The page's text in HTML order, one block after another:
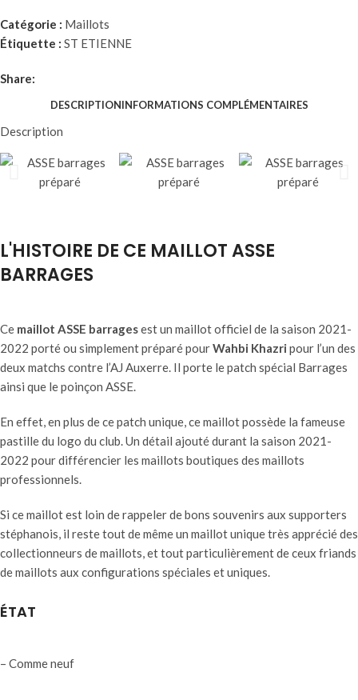
Catégorie : Maillots
Étiquette : ST ETIENNE
Share:
DESCRIPTIONINFORMATIONS COMPLÉMENTAIRES
Description
L'HISTOIRE DE CE MAILLOT ASSE
BARRAGES
Ce maillot ASSE barragesest un maillot officiel de la saison 2021-
2022 porté ou simplement préparé pourWahbi Khazri pour l’un des
deux matchs contre l’AJ Auxerre. Il porte le patch spécial Barrages
ainsi que le poinçon ASSE.
En effet, en plus de ce patch unique, ce maillot possède la fameuse
pastille du logo du club. Un détail ajouté durant la saison 2021-
2022 pour différencier les maillots boutiques des maillots
professionnels.
Si ce maillot est loin de rappeler de bons souvenirs aux supporters
stéphanois, il reste tout de même un maillot unique très apprécié des
collectionneurs de maillots, et tout particulièrement de ceux friands
de maillots aux configurations spéciales et uniques.
ÉTAT
– Comme neuf